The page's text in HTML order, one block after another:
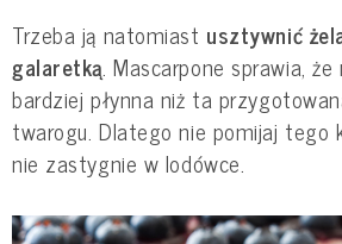
Trzeba ją natomiast usztywnić
galaretką. Mascarpone sprawia,
bardziej płynna niż ta
twarogu. Dlatego nie pomijaj tego
nie zastygnie w lodówce.